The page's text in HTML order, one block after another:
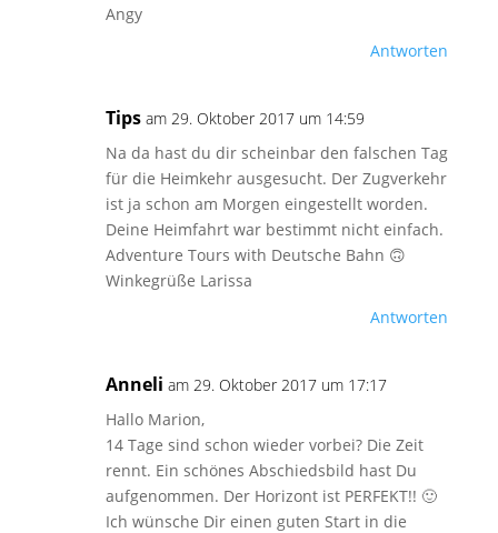
Angy
Antworten
Tips am 29. Oktober 2017 um 14:59
Na da hast du dir scheinbar den falschen Tag
für die Heimkehr ausgesucht. Der Zugverkehr
ist ja schon am Morgen eingestellt worden.
Deine Heimfahrt war bestimmt nicht einfach.
Adventure Tours with Deutsche Bahn 🙃
Winkegrüße Larissa
Antworten
Anneli am 29. Oktober 2017 um 17:17
Hallo Marion,
14 Tage sind schon wieder vorbei? Die Zeit
rennt. Ein schönes Abschiedsbild hast Du
aufgenommen. Der Horizont ist PERFEKT!! 🙂
Ich wünsche Dir einen guten Start in die